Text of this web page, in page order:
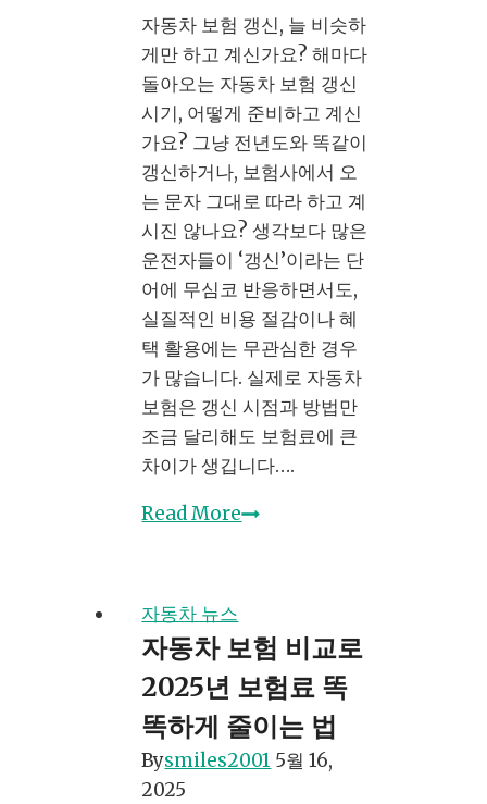
법:
전
기
차
부
터
경
차
까
지,
선
택
전
략
공
개
자동차 보험 갱신, 늘 비슷하
게만 하고 계신가요? 해마다
돌아오는 자동차 보험 갱신
시기, 어떻게 준비하고 계신
가요? 그냥 전년도와 똑같이
갱신하거나, 보험사에서 오
는 문자 그대로 따라 하고 계
시진 않나요? 생각보다 많은
운전자들이 ‘갱신’이라는 단
어에 무심코 반응하면서도,
실질적인 비용 절감이나 혜
택 활용에는 무관심한 경우
가 많습니다. 실제로 자동차
보험은 갱신 시점과 방법만
조금 달리해도 보험료에 큰
차이가 생깁니다….
Read More자
험
갱
신
방
법,
제
자동차 뉴스
자동차 보험 비교로
2025년 보험료 똑
똑하게 줄이는 법
Bysmiles2001 5월 16,
2025